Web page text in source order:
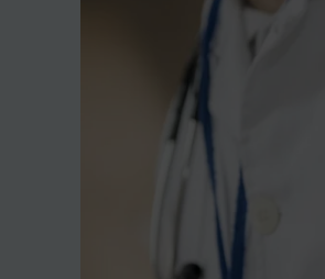
美容外科・美容皮膚科の医師転職体験談
美容クリニックインタビュー
美容医療の転職お役立ち記事